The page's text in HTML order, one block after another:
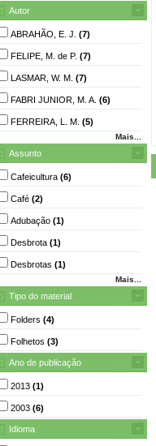
Autor
ABRAHÃO, E. J. (7)
FELIPE, M. de P. (7)
LASMAR, W. M. (7)
FABRI JUNIOR, M. A. (6)
FERREIRA, L. M. (5)
Mais...
Assunto
Cafeicultura (6)
Café (2)
Adubação (1)
Desbrota (1)
Desbrotas (1)
Mais...
Tipo do material
Folders (4)
Folhetos (3)
Ano de publicação
2013 (1)
2003 (6)
Idioma